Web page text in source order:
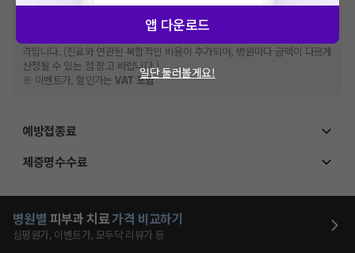
※비급여 항목의 경우,추가비용 등으로 실제 가격과 상이할 수 있으니, 정확
한 가격은 해당 의료기관에 직접 문의해주세요.
건강보험심사평가원
격입니다. (진료와 연관된 복합적인 비용이 추가되어, 병원마다 금액이 다르게
산정될 수 있는 점 참고 바랍니다.)
※ 이벤트가, 할인가는VAT 포함
예방접종료
제증명수수료
병원별 피부과 치료가격 비교하기
심평원가, 이벤트가, 모두닥 리뷰가 등
앱 다운로드
일단 둘러볼게요!